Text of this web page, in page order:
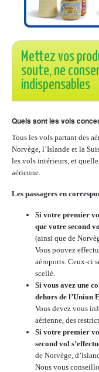
Mettez vos
soute, ne
indispensables
Quels sont les vols
Tous les vols partant des
Norvège, l’Islande et la
les vols intérieurs, et
aérienne.
Les passagers en
Si votre premier
que votre second
(ainsi que de
Vous pouvez
aéroports. Ceux-ci
scellé.
Si vous avez une
dehors de l’Union
Vous devez vous
aérienne, des
Si votre premier
second vol
de Norvège,
Nous vous